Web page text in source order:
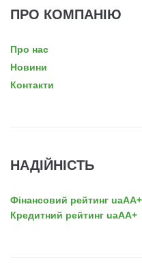
ПРО КОМПАНІЮ
Про нас
Новини
Контакти
НАДІЙНІСТЬ
Фінансовий рейтинг uaAA+
Кредитний рейтинг uaAA+